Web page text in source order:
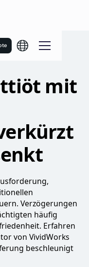
mit
Verzögerungen
häufig
Erfahren
von VividWorks
beschleunigt